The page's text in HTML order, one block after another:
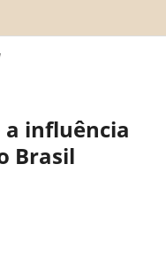
a influência
Brasil